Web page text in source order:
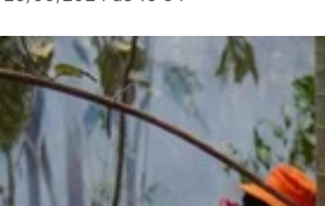
26/09/2024 às 16:54